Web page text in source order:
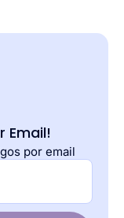
Email!
por email